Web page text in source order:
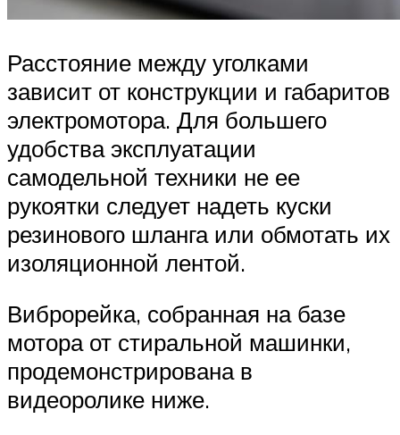
Расстояние между уголками
зависит от конструкции и габаритов
электромотора. Для большего
удобства эксплуатации
самодельной техники не ее
рукоятки следует надеть куски
резинового шланга или обмотать их
изоляционной лентой.
Виброрейка, собранная на базе
мотора от стиральной машинки,
продемонстрирована в
видеоролике ниже.